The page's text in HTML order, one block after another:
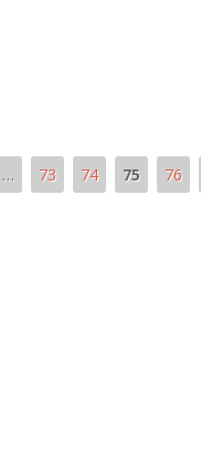
… 73 74 75 76